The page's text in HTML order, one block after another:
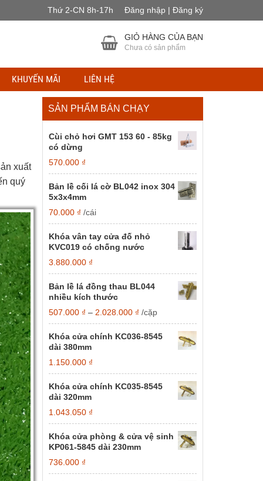
Thứ 2-CN 8h-17h Đăng nhập | Đăng ký
GIỎ HÀNG CỦA BẠN
Chưa có sản phẩm
KHUYẾN MÃI LIÊN HỆ
xuất
quý
SẢN PHẨM BÁN CHẠY
Cùi chỏ hơi GMT 153 60 - 85kg
có dừng
570.000 ₫
Bản lề cối lá cờ BL042 inox 304
5x3x4mm
70.000 ₫ /cái
Khóa vân tay cửa đố nhỏ
KVC019 có chống nước
3.880.000 ₫
Bản lề lá đồng thau BL044
nhiều kích thước
507.000 ₫ – 2.028.000 ₫ Khoảng
giá:
từ
/cặp
Khóa cửa chính KC036-8545
dài 380mm
1.150.000 ₫
Khóa cửa chính KC035-8545
dài 320mm
1.043.050 ₫
Khóa cửa phòng & cửa vệ sinh
KP061-5845 dài 230mm
736.000 ₫